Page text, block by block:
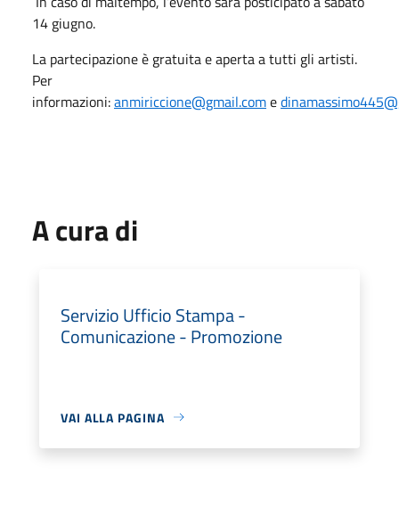
14 giugno.
La partecipazione è gratuita e aperta a tutti gli artisti.
Per
informazioni:anmiriccione@gmail.come
A cura di
Servizio Ufficio Stampa -
Comunicazione - Promozione
VAI ALLA PAGINA